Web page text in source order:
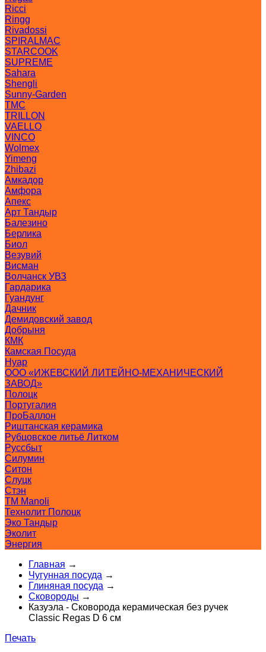
Ricci
Ringg
Rivadossi
SPIRALMAC
STARCOOK
SUPREME
Sahara
Shengli
Sunny-Garden
TMC
TRILLON
VAELLO
VINCO
Wolmex
Yimeng
Zhibazi
Амкадор
Амфора
Апекс
Арт Тандыр
Балезино
Берлика
Биол
Везувий
Висман
Волчанск УВЗ
Гардарика
Гуандунг
Дачник
Демидовский завод
Добрыня
КМК
Камская Посуда
Нуар
ООО «ИЖЕВСКИЙ ЛИТЕЙНО-МЕХАНИЧЕСКИЙ
ЗАВОД»
Полоцк
Португалия
ПроБаллон
Риштанская керамика
Рубцовское литьё Литком
Руссбыт
Силумин
Ситон
Слуцк
Стэн
ТМ Manoli
Технолит Полоцк
Эко Тандыр
Эколит
Энергия
Главная →
Чугунная посуда →
Глиняная посуда →
Сковороды →
Казуэла - Сковорода керамическая без ручек
Classic Regas D 6 см
Печать